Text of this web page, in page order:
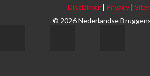
Disclaimer | Privacy |
© 2026 Nederlandse